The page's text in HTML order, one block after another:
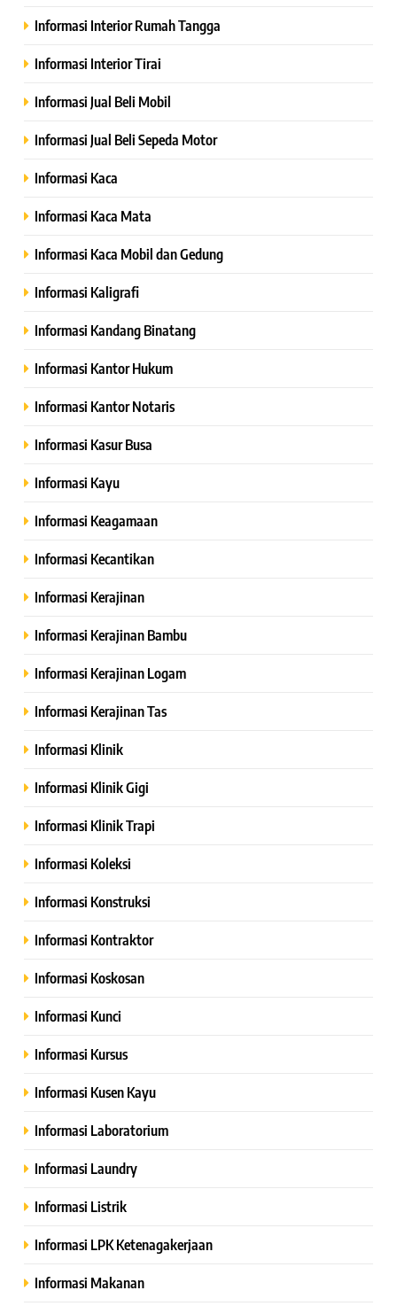
Informasi Interior Rumah Tangga
Informasi Interior Tirai
Informasi Jual Beli Mobil
Informasi Jual Beli Sepeda Motor
Informasi Kaca
Informasi Kaca Mata
Informasi Kaca Mobil dan Gedung
Informasi Kaligrafi
Informasi Kandang Binatang
Informasi Kantor Hukum
Informasi Kantor Notaris
Informasi Kasur Busa
Informasi Kayu
Informasi Keagamaan
Informasi Kecantikan
Informasi Kerajinan
Informasi Kerajinan Bambu
Informasi Kerajinan Logam
Informasi Kerajinan Tas
Informasi Klinik
Informasi Klinik Gigi
Informasi Klinik Trapi
Informasi Koleksi
Informasi Konstruksi
Informasi Kontraktor
Informasi Koskosan
Informasi Kunci
Informasi Kursus
Informasi Kusen Kayu
Informasi Laboratorium
Informasi Laundry
Informasi Listrik
Informasi LPK Ketenagakerjaan
Informasi Makanan